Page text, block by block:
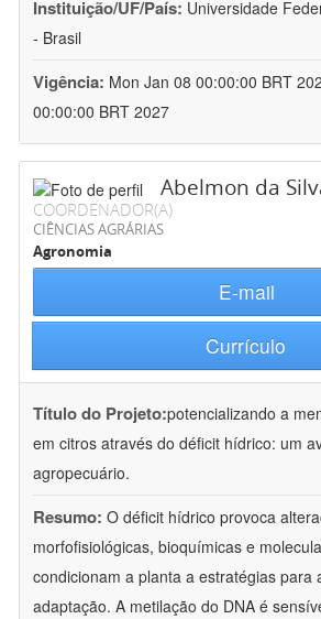
Instituição/UF/País: Universidade
- Brasil
Vigência: Mon Jan 08 00:00:00 BRT
00:00:00 BRT 2027
Abelmon da
COORDENADOR(A)
CIÊNCIAS AGRÁRIAS
Agronomia
E-mail
Currículo
Título do Projeto:potencializando a
em citros através do déficit hídrico: um
agropecuário.
Resumo: O déficit hídrico provoca
morfofisiológicas, bioquímicas e
condicionam a planta a estratégias para
adaptação. A metilação do DNA é